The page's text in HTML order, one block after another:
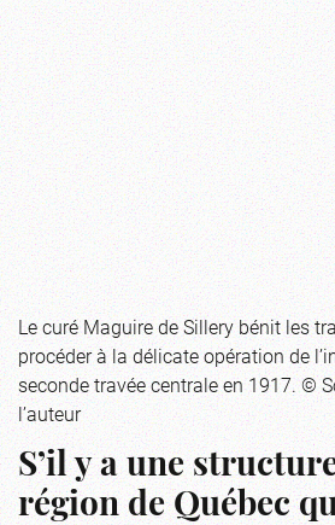
Le curé Maguire de Sillery bénit les
procéder à la délicate opération de
seconde travée centrale en 1917. ©
l’auteur
S’il y a une
région de Québec